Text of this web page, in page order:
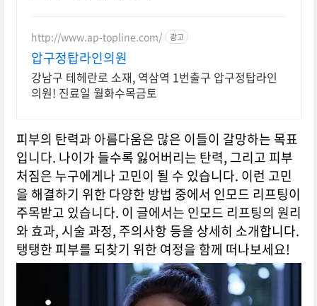
http://www.ap-topline.com/ 광고
압구정탑라인의원
강남구 테헤란로 소재, 역삼역 1번출구 압구정탑라인
의원! 진료일 월화수목금토
피부의 탄력과 아름다움은 많은 이들이 갈망하는 목표
입니다. 나이가 들수록 잃어버리는 탄력, 그리고 피부
처짐은 누구에게나 고민이 될 수 있습니다. 이런 고민
을 해결하기 위한 다양한 방법 중에서 인모드 리프팅이
주목받고 있습니다. 이 글에서는 인모드 리프팅의 원리
와 효과, 시술 과정, 주의사항 등을 상세히 소개합니다.
탱탱한 피부를 되찾기 위한 여정을 함께 떠나보세요!